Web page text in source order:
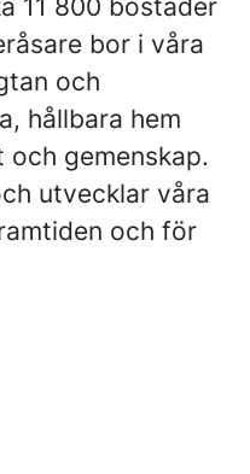
11 800 bostäder
bor i våra
och
hållbara hem
gemenskap.
utvecklar våra
och för